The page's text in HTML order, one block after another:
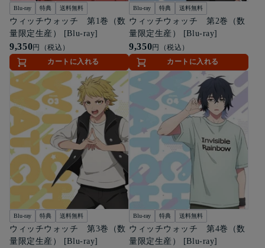
Blu-ray 特典 送料無料
ウィッチウォッチ 第1巻（数
量限定生産） [Blu-ray]
9,350円（税込）
カートに入れる
Blu-ray 特典 送料無料
ウィッチウォッチ 第2巻（数
量限定生産） [Blu-ray]
9,350円（税込）
カートに入れる
Blu-ray 特典 送料無料
ウィッチウォッチ 第3巻（数
量限定生産） [Blu-ray]
Blu-ray 特典 送料無料
ウィッチウォッチ 第4巻（数
量限定生産） [Blu-ray]